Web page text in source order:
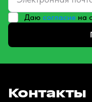
Даю согласие на
Контакты